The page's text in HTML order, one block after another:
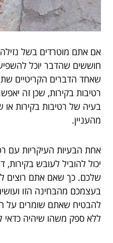
אם אתם מוטרדים בשל
חוששים שהדבר יוכל
שאחד הדברים הקריטיים
רטיבות בקירות, שכן זה
בעיה של רטיבות בקירות
מהעניין.
אחת הבעיות העיקריות עם
יכול להוביל לעובש בקירות,
שלכם. כך שאם אתם רוצים
בעצמכם מהבחינה הזו
להבטיח שאתם שומרים על
ללא ספק משהו שיהיה כדאי